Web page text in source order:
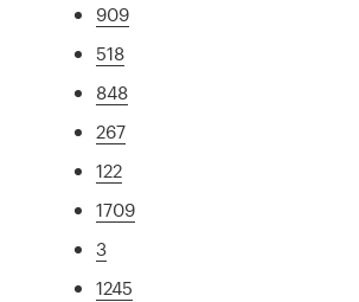
909
518
848
267
122
1709
3
1245